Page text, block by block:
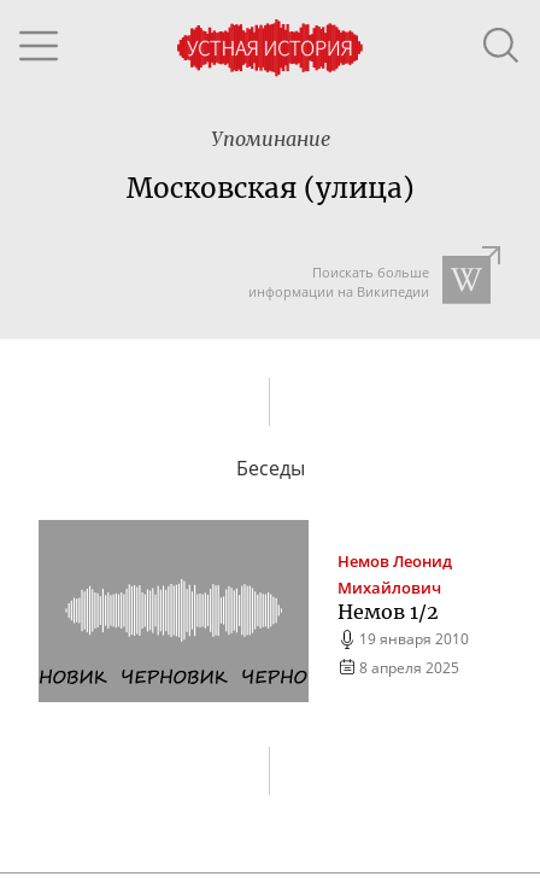
Упоминание
Московская (улица)
Поискать больше
информации на Википедии
Беседы
НемовЛеонид
Михайлович
Немов 1/2
19 января 2010
8 апреля 2025